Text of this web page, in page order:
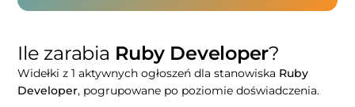
Ile zarabia Ruby Developer?
Widełki z 1 aktywnych ogłoszeń dla stanowiska Ruby
Developer, pogrupowane po poziomie doświadczenia.